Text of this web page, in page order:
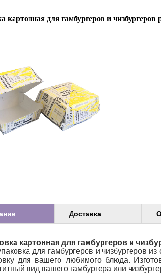
картонная для гамбургеров и
Доставка
картонная для гамбургеров и
для гамбургеров и чизбургеров
для вашего любимого блюда.
вид вашего гамбургера или